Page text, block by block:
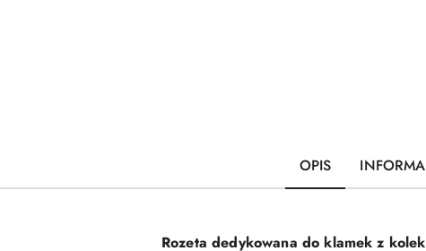
OPIS
Rozeta dedykowana do klamek z